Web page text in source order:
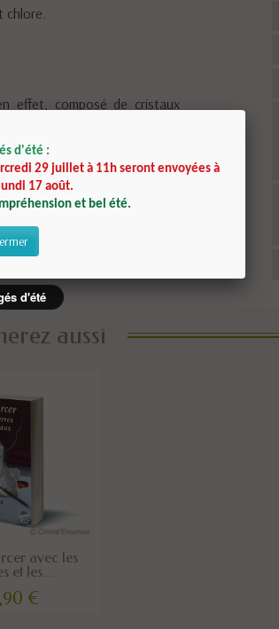
effet, composé de cristaux
aussi
avec les
et les...
€
d'été :
29 juillet à 11h seront envoyées à
17 août.
et bel été.
d'été